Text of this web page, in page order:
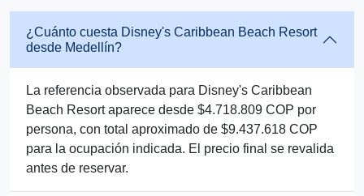
¿Cuánto cuesta Disney's Caribbean Beach Resort
desde Medellín?
La referencia observada para Disney's Caribbean
Beach Resort aparece desde $4.718.809 COP por
persona, con total aproximado de $9.437.618 COP
para la ocupación indicada. El precio final se revalida
antes de reservar.